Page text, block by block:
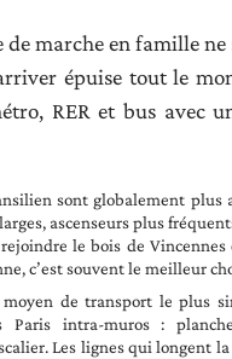
marche en famille ne
épuise tout le
RER et bus avec
sont globalement plus
ascenseurs plus
le bois de Vincennes
c’est souvent le meilleur
de transport le plus
Paris intra-muros :
Les lignes qui longent